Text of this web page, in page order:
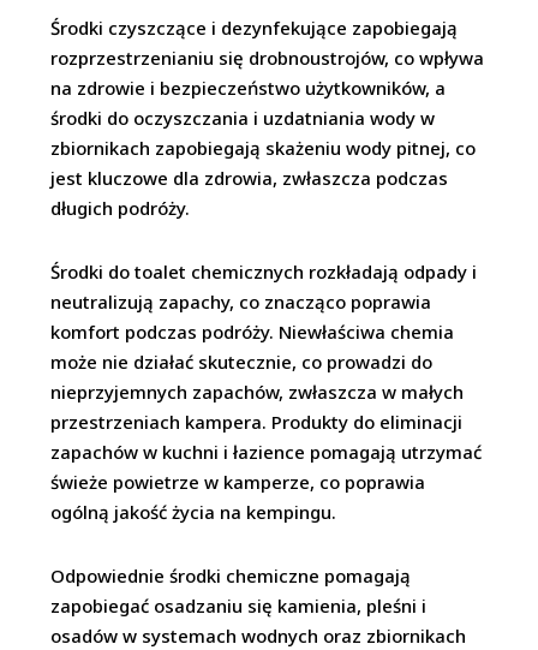
Środki czyszczące i dezynfekujące zapobiegają
rozprzestrzenianiu się drobnoustrojów, co wpływa
na zdrowie i bezpieczeństwo użytkowników, a
środki do oczyszczania i uzdatniania wody w
zbiornikach zapobiegają skażeniu wody pitnej, co
jest kluczowe dla zdrowia, zwłaszcza podczas
długich podróży.
Środki do toalet chemicznych rozkładają odpady i
neutralizują zapachy, co znacząco poprawia
komfort podczas podróży. Niewłaściwa chemia
może nie działać skutecznie, co prowadzi do
nieprzyjemnych zapachów, zwłaszcza w małych
przestrzeniach kampera. Produkty do eliminacji
zapachów w kuchni i łazience pomagają utrzymać
świeże powietrze w kamperze, co poprawia
ogólną jakość życia na kempingu.
Odpowiednie środki chemiczne pomagają
zapobiegać osadzaniu się kamienia, pleśni i
osadów w systemach wodnych oraz zbiornikach